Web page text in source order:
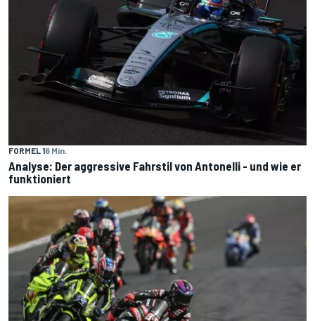
FORMEL 16 Min.
Analyse: Der aggressive Fahrstil von Antonelli - und wie er
funktioniert